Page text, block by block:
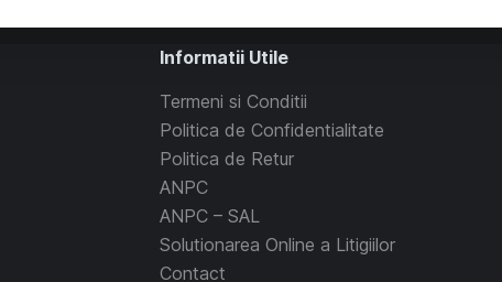
Informatii Utile
Termeni si Conditii
Politica de Confidentialitate
Politica de Retur
ANPC
ANPC – SAL
Solutionarea Online a Litigiilor
Contact